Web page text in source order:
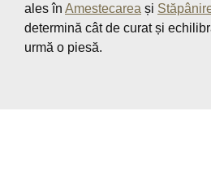
ales în Amestecarea și
determină cât de curat și
urmă o piesă.